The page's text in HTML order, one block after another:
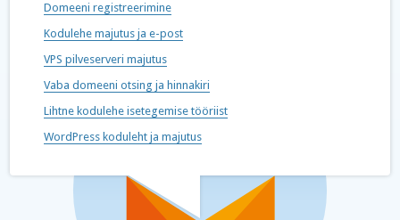
Domeeni registreerimine
Kodulehe majutus ja e-post
VPS pilveserveri majutus
Vaba domeeni otsing ja hinnakiri
Lihtne kodulehe isetegemise tööriist
WordPress koduleht ja majutus